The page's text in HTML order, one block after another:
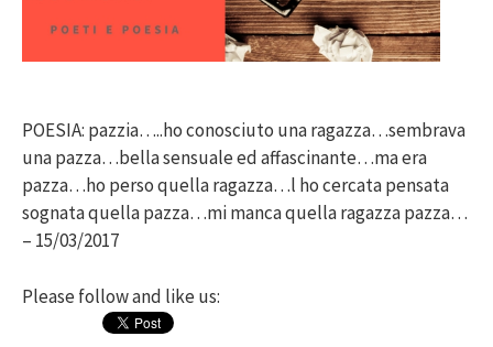
POESIA: pazzia…..ho conosciuto una ragazza…sembrava
una pazza…bella sensuale ed affascinante…ma era
pazza…ho perso quella ragazza…l ho cercata pensata
sognata quella pazza…mi manca quella ragazza pazza…
– 15/03/2017
Please follow and like us: